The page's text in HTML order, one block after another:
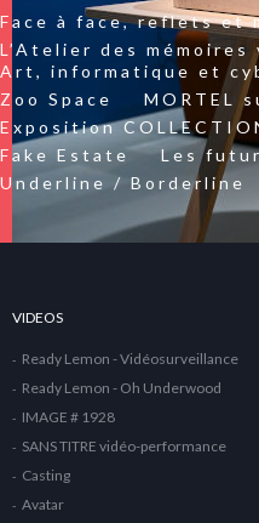
Face à face, reflets et
L’Atelier des
Art, informatique et
Zoo Space
MORTEL
Exposition
Fake Estate
Les
Underline / Borderline
VIDEOS
Ready Lemon - Vidéosurveillance
Ready Lemon - Oh Underwood
IMAGE # 1928
SANS TITRE vidéo-performance
Casting
Avatar